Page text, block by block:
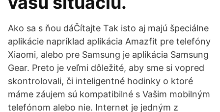
Ako sa s ňou dáČítajte Tak isto aj majú špeciálne
aplikácie napríklad aplikácia Amazfit pre telefóny
Xiaomi, alebo pre Samsung je aplikácia Samsung
Gear. Preto je veľmi dôležité, aby sme si vopred
skontrolovali, či inteligentné hodinky o ktoré
máme záujem sú kompatibilné s Vašim mobilným
telefónom alebo nie. Internet je jedným z